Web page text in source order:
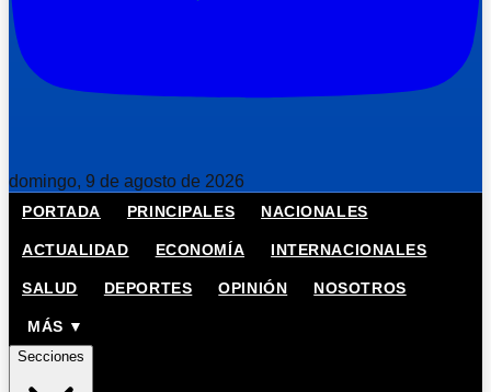
domingo, 9 de agosto de 2026
PORTADA PRINCIPALES NACIONALES
ACTUALIDAD ECONOMÍA INTERNACIONALES
SALUD DEPORTES OPINIÓN NOSOTROS
MÁS ▼
Secciones